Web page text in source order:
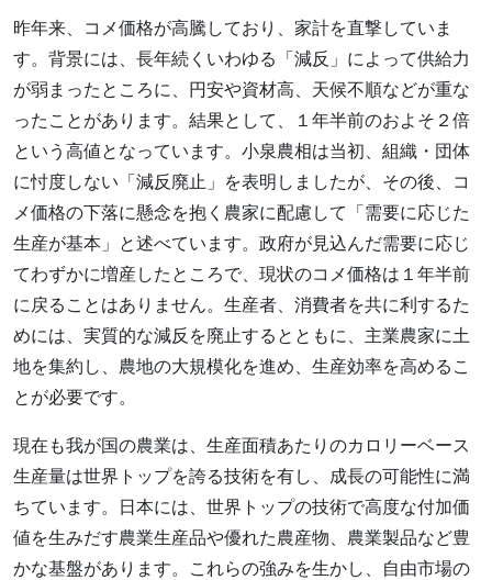
昨年来、コメ価格が高騰しており、家計を直撃していま
す。背景には、長年続くいわゆる「減反」によって供給力
が弱まったところに、円安や資材高、天候不順などが重な
ったことがあります。結果として、１年半前のおよそ２倍
という高値となっています。小泉農相は当初、組織・団体
に忖度しない「減反廃止」を表明しましたが、その後、コ
メ価格の下落に懸念を抱く農家に配慮して「需要に応じた
生産が基本」と述べています。政府が見込んだ需要に応じ
てわずかに増産したところで、現状のコメ価格は１年半前
に戻ることはありません。生産者、消費者を共に利するた
めには、実質的な減反を廃止するとともに、主業農家に土
地を集約し、農地の大規模化を進め、生産効率を高めるこ
とが必要です。
現在も我が国の農業は、生産面積あたりのカロリーベース
生産量は世界トップを誇る技術を有し、成長の可能性に満
ちています。日本には、世界トップの技術で高度な付加価
値を生みだす農業生産品や優れた農産物、農業製品など豊
かな基盤があります。これらの強みを生かし、自由市場の